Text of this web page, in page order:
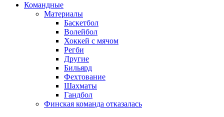
Командные
Материалы
Баскетбол
Волейбол
Хоккей с мячом
Регби
Другие
Бильярд
Фехтование
Шахматы
Гандбол
Финская команда отказалась